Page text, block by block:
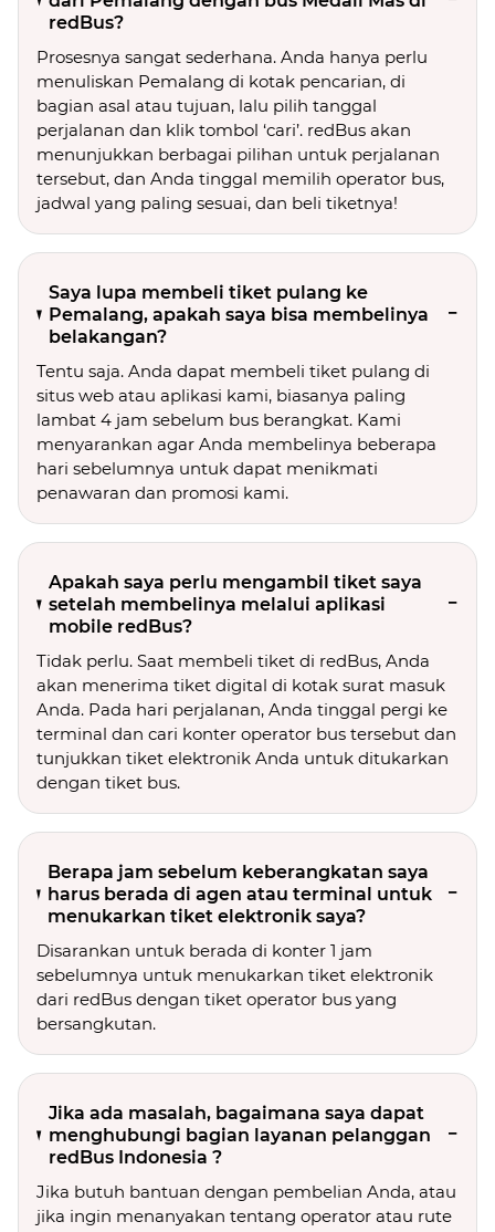
redBus?
Prosesnya sangat sederhana. Anda hanya perlu
menuliskan Pemalang di kotak pencarian, di
bagian asal atau tujuan, lalu pilih tanggal
perjalanan dan klik tombol ‘cari’. redBus akan
menunjukkan berbagai pilihan untuk perjalanan
tersebut, dan Anda tinggal memilih operator bus,
jadwal yang paling sesuai, dan beli tiketnya!
Saya lupa membeli tiket pulang ke
Pemalang, apakah saya bisa membelinya
belakangan?
Tentu saja. Anda dapat membeli tiket pulang di
situs web atau aplikasi kami, biasanya paling
lambat 4 jam sebelum bus berangkat. Kami
menyarankan agar Anda membelinya beberapa
hari sebelumnya untuk dapat menikmati
penawaran dan promosi kami.
Apakah saya perlu mengambil tiket saya
setelah membelinya melalui aplikasi
mobile redBus?
Tidak perlu. Saat membeli tiket di redBus, Anda
akan menerima tiket digital di kotak surat masuk
Anda. Pada hari perjalanan, Anda tinggal pergi ke
terminal dan cari konter operator bus tersebut dan
tunjukkan tiket elektronik Anda untuk ditukarkan
dengan tiket bus.
Berapa jam sebelum keberangkatan saya
harus berada di agen atau terminal untuk
menukarkan tiket elektronik saya?
Disarankan untuk berada di konter 1 jam
sebelumnya untuk menukarkan tiket elektronik
dari redBus dengan tiket operator bus yang
bersangkutan.
Jika ada masalah, bagaimana saya dapat
menghubungi bagian layanan pelanggan
redBus Indonesia ?
Jika butuh bantuan dengan pembelian Anda, atau
jika ingin menanyakan tentang operator atau rute